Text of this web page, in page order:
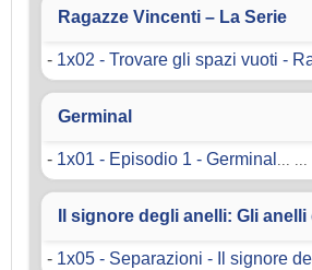
Ragazze Vincenti – La Serie
- 1x02 - Trovare gli spazi vuoti -
Germinal
- 1x01 - Episodio 1 - Germinal ... ...
Il signore degli anelli: Gli
- 1x05 - Separazioni - Il signore